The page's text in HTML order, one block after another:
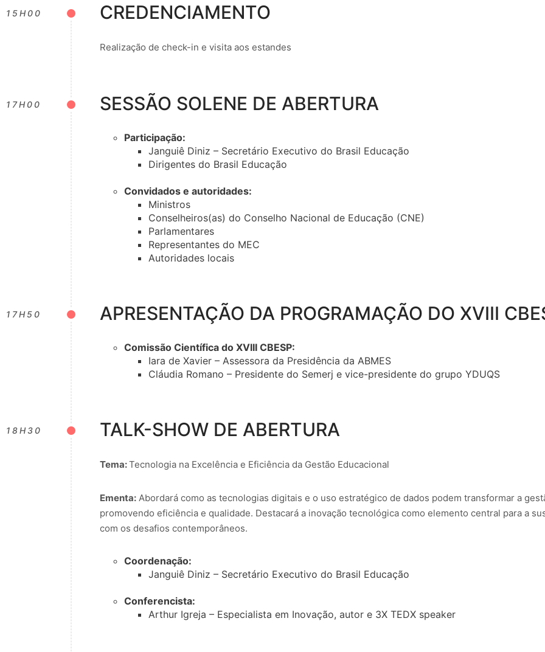
15H00 CREDENCIAMENTO
Realização de check-in e visita aos estandes
17H00 SESSÃO SOLENE DE ABERTURA
Participação:
Janguiê Diniz – Secretário Executivo do Brasil Educação
Dirigentes do Brasil Educação
Convidados e autoridades:
Ministros
Conselheiros(as) do Conselho Nacional de Educação (CNE)
Parlamentares
Representantes do MEC
Autoridades locais
17H50 APRESENTAÇÃO DA PROGRAMAÇÃO DO XVIII
Comissão Científica do XVIII CBESP:
Iara de Xavier – Assessora da Presidência da ABMES
Cláudia Romano – Presidente do Semerj e vice-presidente do grupo YDUQS
18H30 TALK-SHOW DE ABERTURA
Tema:Tecnologia na Excelência e Eficiência da Gestão Educacional
Ementa: Abordará como as tecnologias digitais e o uso estratégico de dados podem transformar a
promovendo eficiência e qualidade. Destacará a inovação tecnológica como elemento central para a
com os desafios contemporâneos.
Coordenação:
Janguiê Diniz – Secretário Executivo do Brasil Educação
Conferencista:
Arthur Igreja – Especialista em Inovação, autor e 3X TEDX speaker